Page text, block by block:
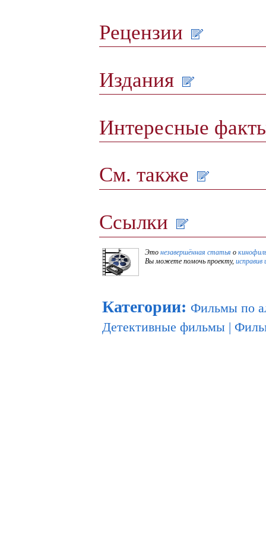
Рецензии
Издания
Интересные
См. также
Ссылки
Это незавершённая статья о
Вы можете помочь проекту, исправив
Категории: Фильмы по
Детективные фильмы |